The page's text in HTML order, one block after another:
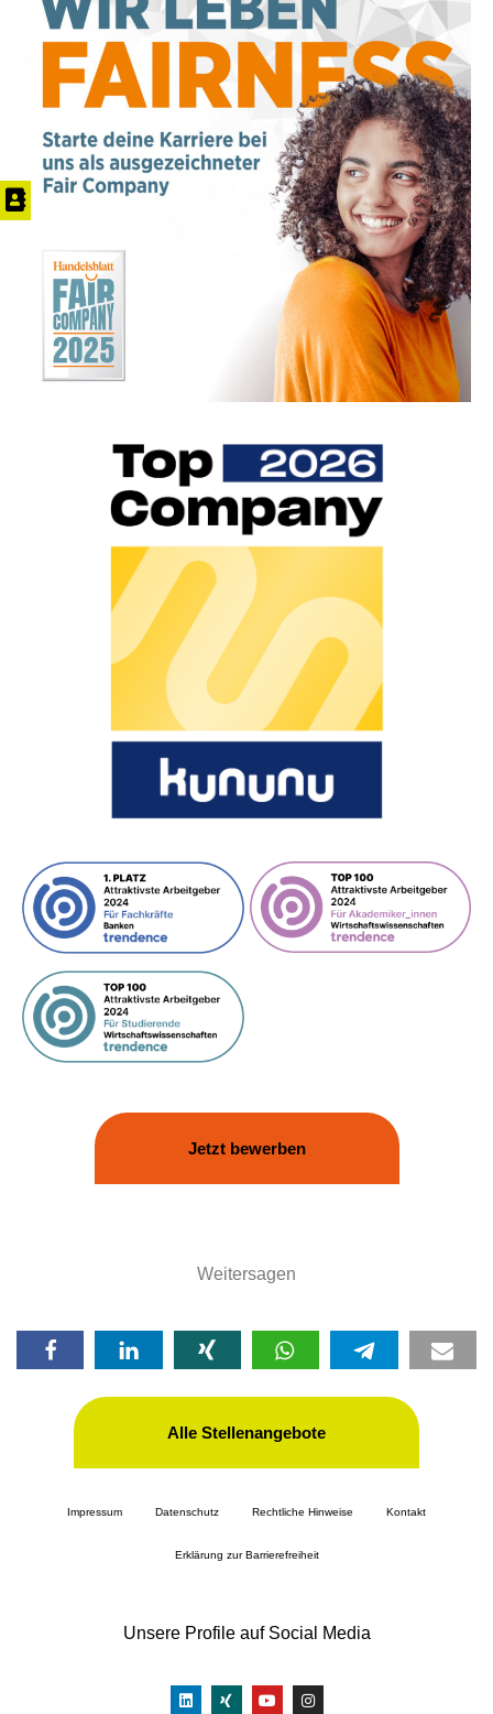
Jetzt bewerben
Weitersagen
Alle Stellenangebote
Impressum Datenschutz Rechtliche Hinweise Kontakt
Erklärung zur Barrierefreiheit
Unsere Profile auf Social Media